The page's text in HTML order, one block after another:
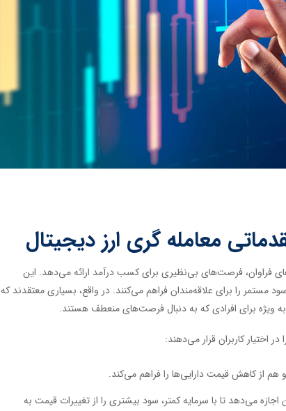
معامله گری ارز دیجیتال
فراوان، فرصت‌های بی‌نظیری برای کسب درآمد ارائه می‌دهد. این
مستمر را برای علاقه‌مندان فراهم می‌کنند. در واقع، بسیاری معتقدند که
به ویژه برای افرادی که به دنبال فرصت‌های منعطف هستند.
اختیار کاربران قرار می‌دهند:
از کاهش قیمت دارایی‌ها را فراهم می‌کند.
اجازه می‌دهد تا با سرمایه کمتر، سود بیشتری را از تغییرات قیمت به